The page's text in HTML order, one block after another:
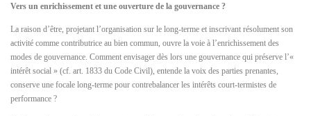
Vers un enrichissement et une ouverture de la gouvernance ?
La raison d’être, projetant l’organisation sur le long-terme et inscrivant résolument son
activité comme contributrice au bien commun, ouvre la voie à l’enrichissement des
modes de gouvernance. Comment envisager dès lors une gouvernance qui préserve l’«
intérêt social » (cf. art. 1833 du Code Civil), entende la voix des parties prenantes,
conserve une focale long-terme pour contrebalancer les intérêts court-termistes de
performance ?